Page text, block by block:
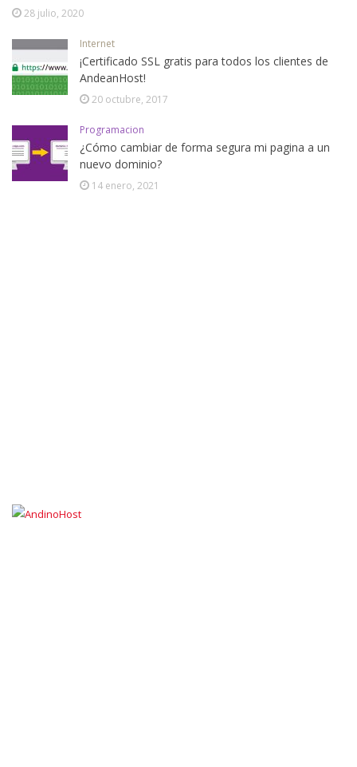
28 julio, 2020
Internet
¡Certificado SSL gratis para todos los clientes de
AndeanHost!
20 octubre, 2017
Programacion
¿Cómo cambiar de forma segura mi pagina a un
nuevo dominio?
14 enero, 2021